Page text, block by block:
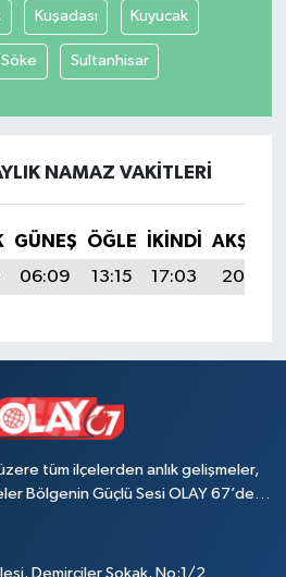
Kuşadası Kuyucak
Söke Sultanhisar
NAMAZ VAKITLERI
GÜNEŞ ÖĞLE İKINDI
AKŞAM
06:09 13:15 17:03 20:12
tüm ilçelerden anlık gelişmeler,
Bölgenin Güçlü Sesi OLAY 67’de…
Demirciler Sokak, No:1/2